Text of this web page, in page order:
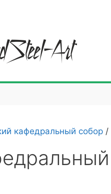
кафедральный собор /